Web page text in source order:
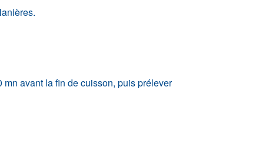
avant la fin de cuisson, puis prélever